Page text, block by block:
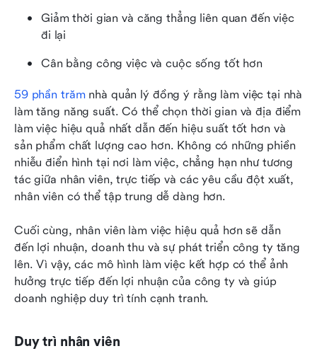
Giảm thời gian và căng thẳng liên quan đến việc
đi lại
Cân bằng công việc và cuộc sống tốt hơn
59 phần trăm nhà quản lý đồng ý rằng làm việc tại nhà
làm tăng năng suất. Có thể chọn thời gian và địa điểm
làm việc hiệu quả nhất dẫn đến hiệu suất tốt hơn và
sản phẩm chất lượng cao hơn. Không có những phiền
nhiễu điển hình tại nơi làm việc, chẳng hạn như tương
tác giữa nhân viên, trực tiếp và các yêu cầu đột xuất,
nhân viên có thể tập trung dễ dàng hơn.
Cuối cùng, nhân viên làm việc hiệu quả hơn sẽ dẫn
đến lợi nhuận, doanh thu và sự phát triển công ty tăng
lên. Vì vậy, các mô hình làm việc kết hợp có thể ảnh
hưởng trực tiếp đến lợi nhuận của công ty và giúp
doanh nghiệp duy trì tính cạnh tranh.
Duy trì nhân viên